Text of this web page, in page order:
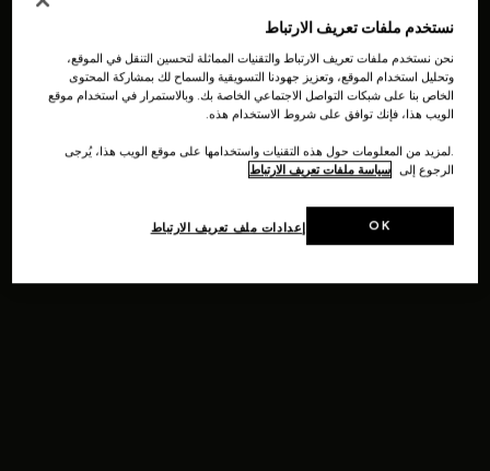
نستخدم ملفات تعريف الارتباط
نحن نستخدم ملفات تعريف الارتباط والتقنيات المماثلة لتحسين التنقل في الموقع،
وتحليل استخدام الموقع، وتعزيز جهودنا التسويقية والسماح لك بمشاركة المحتوى
الخاص بنا على شبكات التواصل الاجتماعي الخاصة بك. وبالاستمرار في استخدام موقع
الويب هذا، فإنك توافق على شروط الاستخدام هذه.
.لمزيد من المعلومات حول هذه التقنيات واستخدامها على موقع الويب هذا، يُرجى
الرجوع إلى سياسة ملفات تعريف الارتباط
إعدادات ملف تعريف الارتباط OK